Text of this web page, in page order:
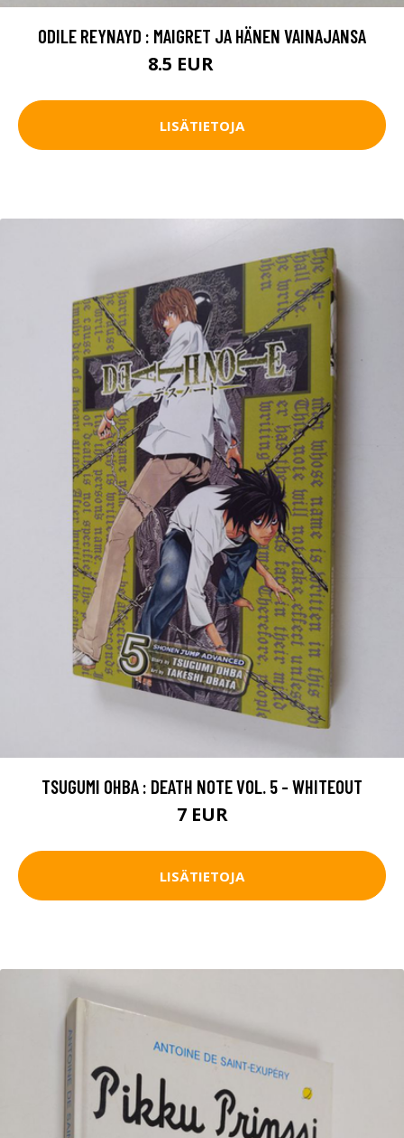
ODILE REYNAYD : MAIGRET JA HÄNEN VAINAJANSA
8.5 EUR
LISÄTIETOJA
TSUGUMI OHBA : DEATH NOTE VOL. 5 - WHITEOUT
7 EUR
LISÄTIETOJA